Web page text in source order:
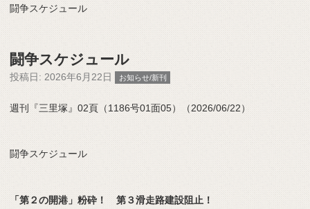
闘争スケジュール
闘争スケジュール
投稿日: 2026年6月22日 お知らせ/新刊
週刊『三里塚』02頁（1186号01面05）（2026/06/22）
闘争スケジュール
「第２の開港」粉砕！ 第３滑走路建設阻止！